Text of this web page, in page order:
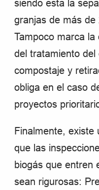
siendo esta la
granjas de más de
Tampoco marca la
del tratamiento del
compostaje y
obliga en el caso
proyectos
Finalmente, existe
que las
biogás que entren
sean rigurosas: